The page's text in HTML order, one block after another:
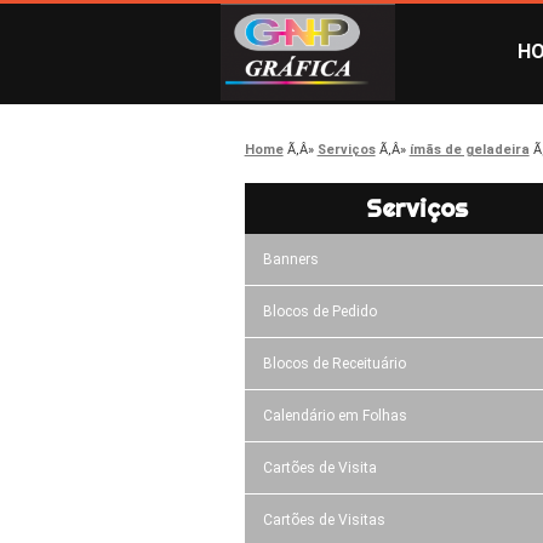
Home Serviços ímãs de geladeira
Serviços
Banners
Blocos de Pedido
Blocos de Receituário
Calendário em Folhas
Cartões de Visita
Cartões de Visitas